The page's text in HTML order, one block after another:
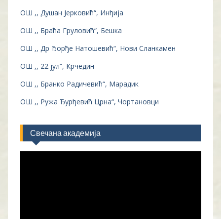
ОШ ,, Душан Јерковић“, Инђија
ОШ ,, Браћа Груловић“, Бешка
ОШ ,, Др Ђорђе Натошевић“, Нови Сланкамен
ОШ ,, 22 јул“, Крчедин
ОШ ,, Бранко Радичевић“, Марадик
ОШ ,, Ружа Ђурђевић Црна“, Чортановци
Свечана академија